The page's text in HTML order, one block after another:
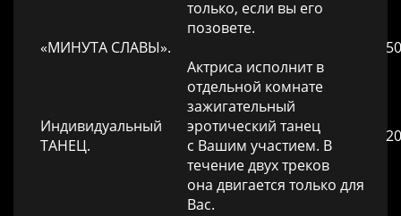
только, если вы его
позовете.
«МИНУТА СЛАВЫ».
Индивидуальный
ТАНЕЦ.
Актриса исполнит в
отдельной комнате
зажигательный
эротический танец
с Вашим участием. В
течение двух треков
она двигается только для
Вас.